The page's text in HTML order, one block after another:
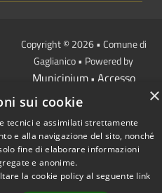
Copyright © 2026 • Comune di
Gaglianico • Powered by
Municipium• Accesso
redazione
×
sui cookie
tecnici e assimilati strettamente
e alla navigazione del sito, nonché
fine di elaborare informazioni
e anonime.
la cookie policy al seguente link